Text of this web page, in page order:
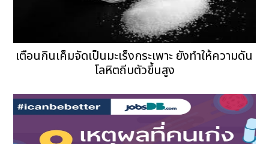
เตือนกินเค็มจัดเป็นมะเร็งกระเพาะ ยังทำให้ความดัน
โลหิตถีบตัวขึ้นสูง